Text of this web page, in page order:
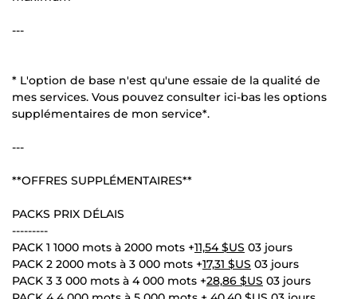
---
* L'option de base n'est qu'une essaie de la qualité de
mes services. Vous pouvez consulter ici-bas les options
supplémentaires de mon service*.
---
**OFFRES SUPPLÉMENTAIRES**
PACKS PRIX DÉLAIS
---------
PACK 1 1000 mots à 2000 mots +11,54 $US 03 jours
PACK 2 2000 mots à 3 000 mots +17,31 $US 03 jours
PACK 3 3 000 mots à 4 000 mots +28,86 $US 03 jours